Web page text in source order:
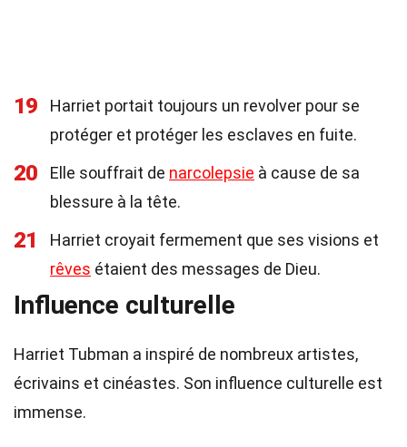
19
Harriet portait toujours un revolver pour se
protéger et protéger les esclaves en fuite.
20 Elle souffrait de narcolepsie à cause de sa
blessure à la tête.
21
Harriet croyait fermement que ses visions et
rêves étaient des messages de Dieu.
Influence culturelle
Harriet Tubman a inspiré de nombreux artistes,
écrivains et cinéastes. Son influence culturelle est
immense.